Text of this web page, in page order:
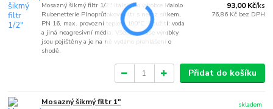
Mosazný šikmý filtr 1/2" italského výrobce Maiolo
Rubenetterie Plnoprůtokový filtr s nerez sítkem,
PN 16, max. provozní teplota 100°C. Použití: voda
a jiná neagresivní média. Všechny naše výrobky
jsou pojištěny a je na ně vydáno prohlášení o
shodě.
93,00 Kč/ks
76,86 Kč bez DPH
Přidat do košíku
Mosazný šikmý filtr 1" skladem